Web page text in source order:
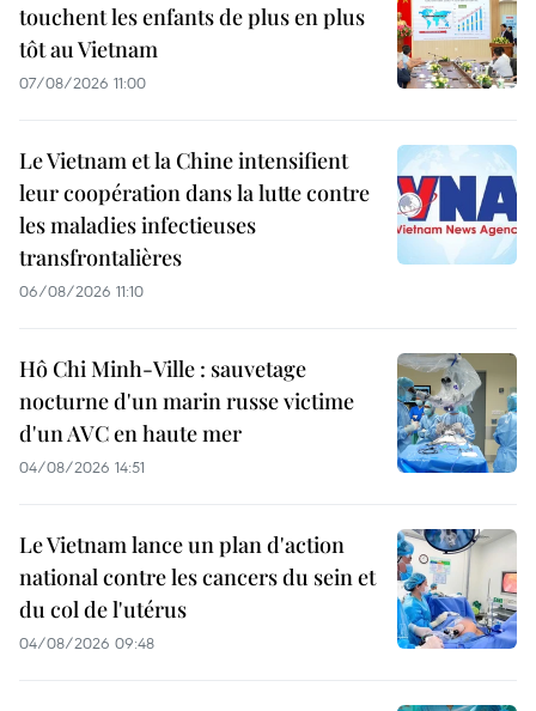
touchent les enfants de plus en plus
tôt au Vietnam
07/08/2026 11:00
Le Vietnam et la Chine intensifient
leur coopération dans la lutte contre
les maladies infectieuses
transfrontalières
06/08/2026 11:10
Hô Chi Minh-Ville : sauvetage
nocturne d'un marin russe victime
d'un AVC en haute mer
04/08/2026 14:51
Le Vietnam lance un plan d'action
national contre les cancers du sein et
du col de l'utérus
04/08/2026 09:48